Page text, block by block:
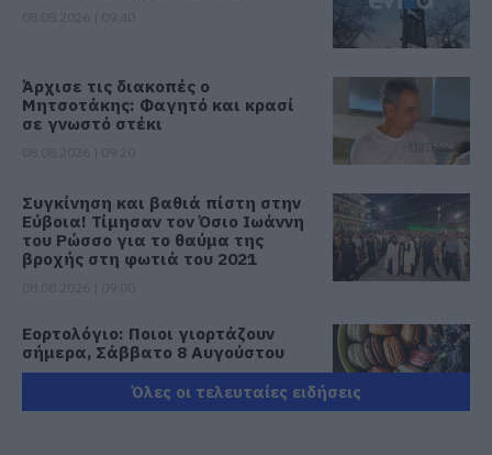
Άρχισε τις διακοπές ο
Μητσοτάκης: Φαγητό και κρασί
σε γνωστό στέκι
Συγκίνηση και βαθιά πίστη στην
Εύβοια! Τίμησαν τον Όσιο Ιωάννη
του Ρώσσο για το θαύμα της
βροχής στη φωτιά του 2021
Εορτολόγιο: Ποιοι γιορτάζουν
σήμερα, Σάββατο 8 Αυγούστου
Όλες οι τελευταίες ειδήσεις